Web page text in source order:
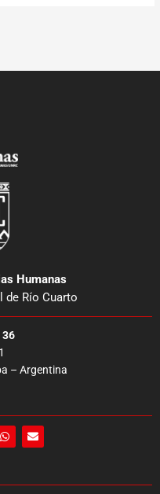
Humanas
de Río Cuarto
36
– Argentina
W
h
a
E
n
o